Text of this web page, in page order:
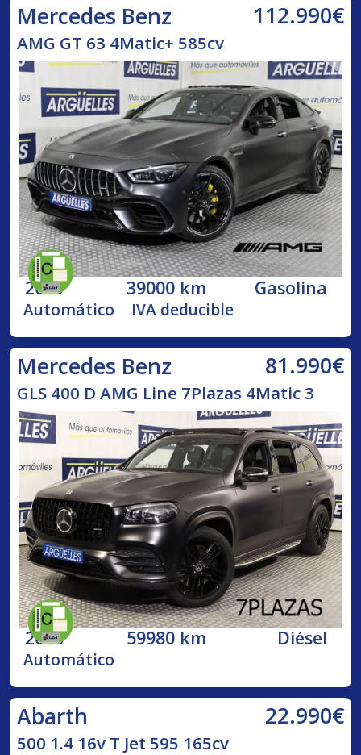
Mercedes Benz 112.990€
AMG GT 63 4Matic+ 585cv
2019 39000 km Gasolina
Automático IVA deducible
Mercedes Benz 81.990€
GLS 400 D AMG Line 7Plazas 4Matic 3
2020 59980 km Diésel
Automático
Abarth 22.990€
500 1.4 16v T Jet 595 165cv